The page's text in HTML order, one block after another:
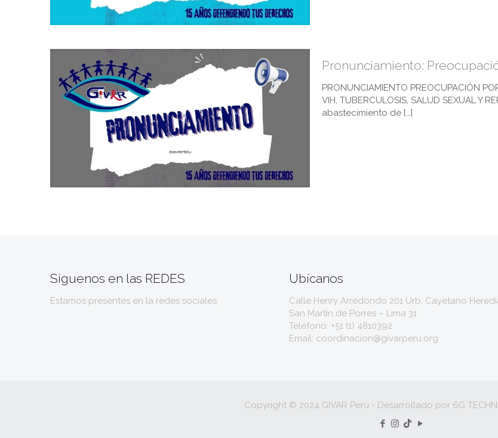
Pronunciamiento:
PRONUNCIAMIENTO PREOCUPACIÓN
VIH, TUBERCULOSIS, SALUD SEXUAL Y
abastecimiento de […]
Síguenos en las REDES
Estamos presentes en la redes sociales:
Ubícanos
Calle Henry Arredondo 201 Urb, Cayetano
San Martín de Porres – Lima 31
Teléfono: +51 (1) 4810392
Email: coordinacion@givarperu.org
Copyright © 2024 GIVAR Perú - Desarrollado por 6G